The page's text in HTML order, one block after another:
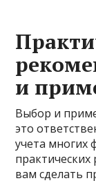
и
Выбор и
это
учета многих
вам сделать